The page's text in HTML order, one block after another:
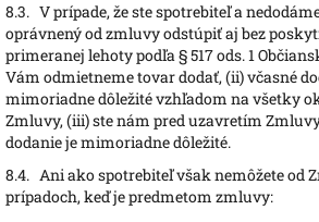
8.3. V prípade, že ste spotrebiteľ a
oprávnený od zmluvy odstúpiť aj bez
primeranej lehoty podľa § 517 ods. 1
Vám odmietneme tovar dodať, (ii) včasné
mimoriadne dôležité vzhľadom na všetky
Zmluvy, (iii) ste nám pred uzavretím
dodanie je mimoriadne dôležité.
8.4. Ani ako spotrebiteľ však nemôžete od
prípadoch, keď je predmetom zmluvy: